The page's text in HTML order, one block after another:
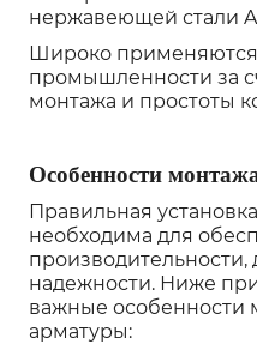
нержавеющей стали
Широко применяются
промышленности за
монтажа и простоты
Особенности
Правильная
необходима для
производительности,
надежности. Ниже
важные особенности
арматуры: